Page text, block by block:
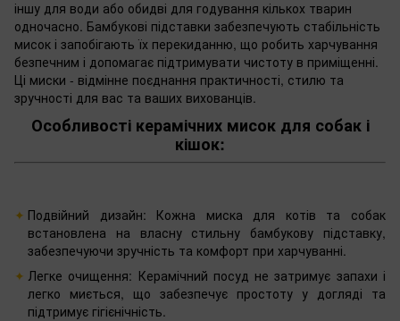
іншу для води або обидві для годування кількох тварин
одночасно. Бамбукові підставки забезпечують стабільність
мисок і запобігають їх перекиданню, що робить харчування
безпечним і допомагає підтримувати чистоту в приміщенні.
Ці миски - відмінне поєднання практичності, стилю та
зручності для вас та ваших вихованців.
Особливості керамічних мисок для собак і
кішок:
Подвійний дизайн: Кожна миска для котів та собак
встановлена на власну стильну бамбукову підставку,
забезпечуючи зручність та комфорт при харчуванні.
Легке очищення: Керамічний посуд не затримує запахи і
легко миється, що забезпечує простоту у догляді та
підтримує гігієнічність.